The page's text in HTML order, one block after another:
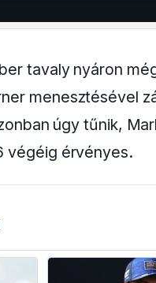
tavaly nyáron
menesztésével
úgy tűnik,
végéig érvényes.